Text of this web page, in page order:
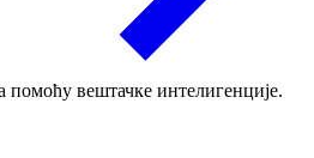
помоћу вештачке интелигенције.